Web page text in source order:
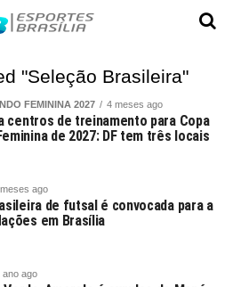
"Seleção Brasileira"
FEMININA 2027 4 meses ago
centros de treinamento para Copa
de 2027: DF tem três locais
ago
de futsal é convocada para a
em Brasília
ano ago